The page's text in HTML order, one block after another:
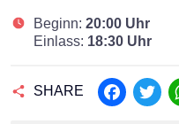
Beginn: 20:00 Uhr
Einlass: 18:30 Uhr
SHARE